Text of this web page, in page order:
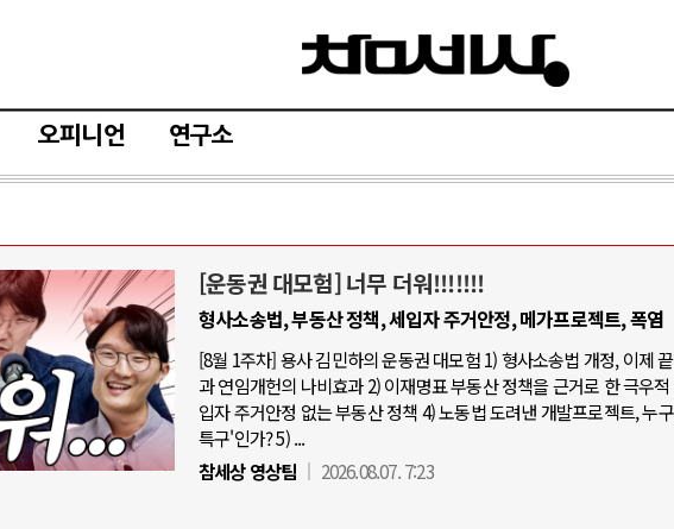
오피니언 연구소
[운동권 대모험] 너무 더워!!!!!!!
형사소송법, 부동산 정책, 세입자 주거안정, 메가프로젝트, 폭염
[8월 1주차] 용사 김민하의 운동권 대모험 1) 형사소송법 개정, 이제
과 연임개헌의 나비효과 2) 이재명표 부동산 정책을 근거로 한 극우
입자 주거안정 없는 부동산 정책 4) 노동법 도려낸 개발프로젝트, 누
특구'인가? 5) ...
참세상 영상팀
2026.08.07. 7:23
중국 AI, 저가 공세로 글로벌 토
AI 국부펀드 구상 놓고 미국 진
AI의 숨은 환경 비용: 데이터센터
AI는 어떻게 미국 민주주의를